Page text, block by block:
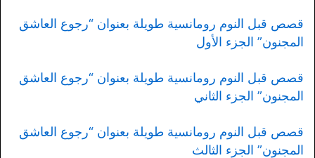
قصص قبل النوم رومانسية طويلة بعنوان “رجوع العاشق
المجنون” الجزء الأول
قصص قبل النوم رومانسية طويلة بعنوان “رجوع العاشق
المجنون” الجزء الثاني
قصص قبل النوم رومانسية طويلة بعنوان “رجوع العاشق
المجنون” الجزء الثالث